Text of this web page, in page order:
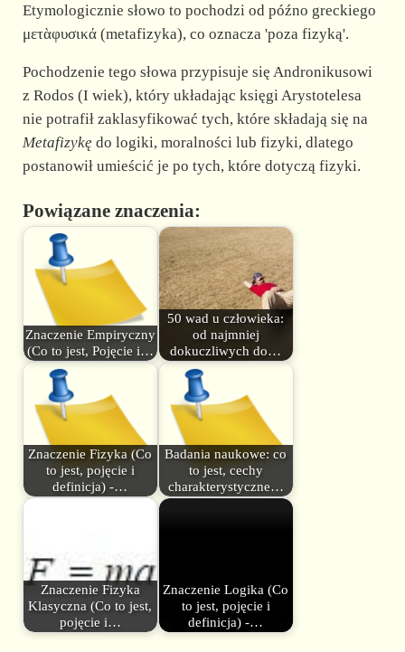
Etymologicznie słowo to pochodzi od późno greckiego
μετὰφυσικά (metafizyka), co oznacza 'poza fizyką'.
Pochodzenie tego słowa przypisuje się Andronikusowi
z Rodos (I wiek), który układając księgi Arystotelesa
nie potrafił zaklasyfikować tych, które składają się na
Metafizykę do logiki, moralności lub fizyki, dlatego
postanowił umieścić je po tych, które dotyczą fizyki.
Powiązane znaczenia:
Znaczenie Empiryczny
(Co to jest, Pojęcie i…
50 wad u człowieka:
od najmniej
dokuczliwych do…
Znaczenie Fizyka (Co
to jest, pojęcie i
definicja) -…
Badania naukowe: co
to jest, cechy
charakterystyczne…
Znaczenie Fizyka
Klasyczna (Co to jest,
pojęcie i…
Znaczenie Logika (Co
to jest, pojęcie i
definicja) -…